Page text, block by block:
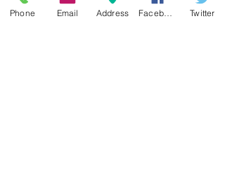
2022年4月1日改正
Phone Email Address Twitter